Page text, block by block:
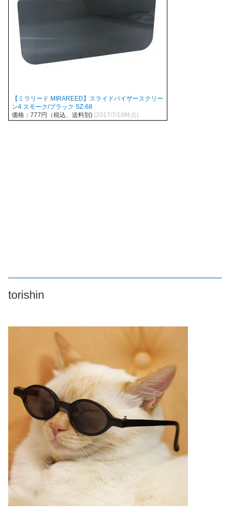
【ミラリード MIRAREED】スライドバイザースクリー
ン4 スモーク/ブラック SZ-68
価格：777円（税込、送料別) (2017/7/18時点)
torishin